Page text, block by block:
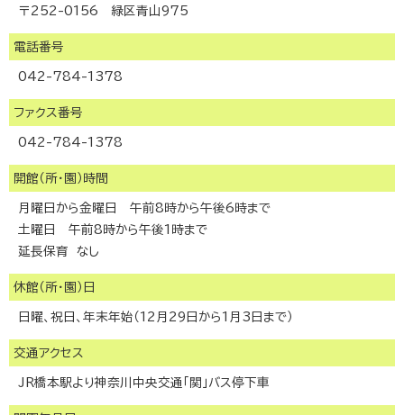
〒252-0156 緑区青山975
電話番号
042-784-1378
ファクス番号
042-784-1378
開館（所・園）時間
月曜日から金曜日 午前8時から午後6時まで
土曜日 午前8時から午後1時まで
延長保育 なし
休館（所・園）日
日曜、祝日、年末年始（12月29日から1月3日まで）
交通アクセス
JR橋本駅より神奈川中央交通「関」バス停下車